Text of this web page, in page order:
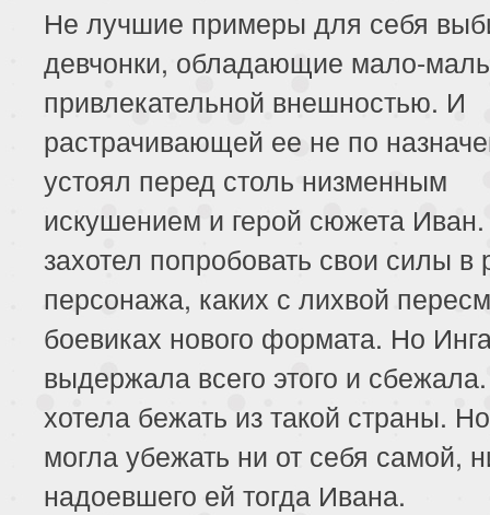
Не лучшие примеры для себя
девчонки, обладающие мало-
привлекательной внешностью. И
растрачивающей ее не по
устоял перед столь низменным
искушением и герой сюжета
захотел попробовать свои силы в
персонажа, каких с лихвой
боевиках нового формата. Но
выдержала всего этого и
хотела бежать из такой страны.
могла убежать ни от себя самой,
надоевшего ей тогда Ивана.